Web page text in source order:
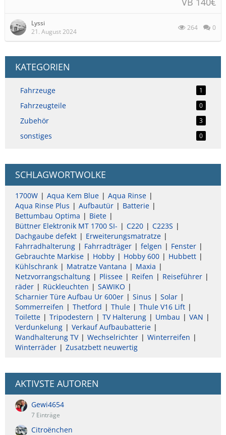
Lyssi
21. August 2024
264 0
KATEGORIEN
Fahrzeuge 1
Fahrzeugteile 0
Zubehör 3
sonstiges 0
SCHLAGWORTWOLKE
1700W Aqua Kem Blue
Aqua Rinse
Aqua Rinse Plus
Aufbautür
Batterie
Bettumbau Optima
Biete
Büttner Elektronik MT 1700 SI-
C220
C223S
Dachgaube defekt
Erweiterungsmatratze
Fahrradhalterung
Fahrradträger felgen
Fenster
Gebrauchte Markise
Hobby Hobby 600
Hubbett
Kühlschrank
Matratze Vantana
Maxia
Netzvorrangschaltung
Plissee Reifen
Reiseführer
räder
Rückleuchten
SAWIKO
Scharnier Türe Aufbau Ur 600er
Sinus
Solar
Sommerreifen
Thetford Thule
Thule V16 Lift
Toilette
Tripodestern TV Halterung Umbau
VAN
Verdunkelung
Verkauf Aufbaubatterie
Wandhalterung TV
Wechselrichter
Winterreifen
Winterräder
Zusatzbett neuwertig
AKTIVSTE AUTOREN
Gewi4654
7 Einträge
Citroënchen